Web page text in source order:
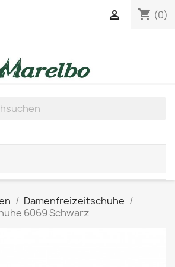
shopping_cart (0)

Damenfreizeitschuhe
6069 Schwarz